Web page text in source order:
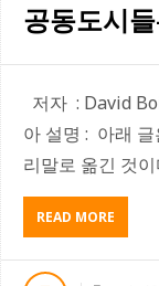
로
서
먼
버
스
공동도시
저자 : David
아 설명 : 아래
리말로 옮긴 것
READ MORE
B
O